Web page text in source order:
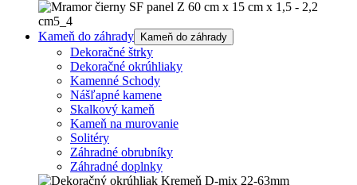
Kameň do záhrady Kameň do záhrady
Dekoračné štrky
Dekoračné okrúhliaky
Kamenné Schody
Nášľapné kamene
Skalkový kameň
Kameň na murovanie
Solitéry
Záhradné obrubníky
Záhradné doplnky